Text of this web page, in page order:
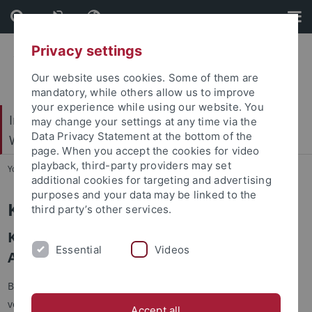
Skip
to
content
Skip
to
footer
Internationales Zentrum für Ethik in den
Wissenschaften (IZEW)
You are here: Startseite ... KoBeLU
KoBeLU
Kontextbewusste Lernumgebung für die
Aus- und Weiterbildung
Berufliche Aus- und Weiterbildung findet oft in speziell dafür
vorgesehenen Umgebungen statt, in denen abstraktes Wissen
Privacy settings
Our website uses cookies. Some of them are
mandatory, while others allow us to improve
your experience while using our website. You
may change your settings at any time via the
Data Privacy Statement at the bottom of the
page. When you accept the cookies for video
playback, third-party providers may set
additional cookies for targeting and advertising
purposes and your data may be linked to the
third party’s other services.
Essential Videos